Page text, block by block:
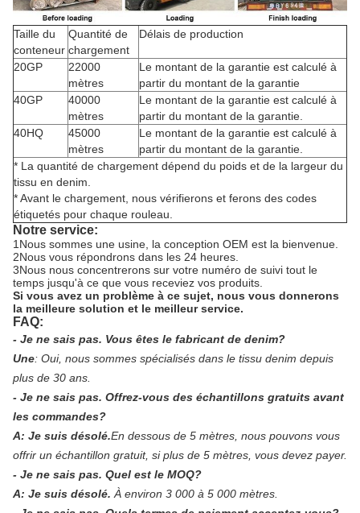
Taille du
conteneur
Quantité de
chargement
Délais de production
20GP
22000
mètres
Le montant de la garantie est calculé à
partir du montant de la garantie
40GP
40000
mètres
Le montant de la garantie est calculé à
partir du montant de la garantie.
40HQ
45000
mètres
Le montant de la garantie est calculé à
partir du montant de la garantie.
* La quantité de chargement dépend du poids et de la largeur du
tissu en denim.
* Avant le chargement, nous vérifierons et ferons des codes
étiquetés pour chaque rouleau.
Notre service:
1Nous sommes une usine, la conception OEM est la bienvenue.
2Nous vous répondrons dans les 24 heures.
3Nous nous concentrerons sur votre numéro de suivi tout le
temps jusqu'à ce que vous receviez vos produits.
Si vous avez un problème à ce sujet, nous vous donnerons
la meilleure solution et le meilleur service.
FAQ:
- Je ne sais pas. Vous êtes le fabricant de denim?
Une: Oui, nous sommes spécialisés dans le tissu denim depuis
plus de 30 ans.
- Je ne sais pas. Offrez-vous des échantillons gratuits avant
les commandes?
A: Je suis désolé.En dessous de 5 mètres, nous pouvons vous
offrir un échantillon gratuit, si plus de 5 mètres, vous devez payer.
- Je ne sais pas. Quel est le MOQ?
A: Je suis désolé. À environ 3 000 à 5 000 mètres.